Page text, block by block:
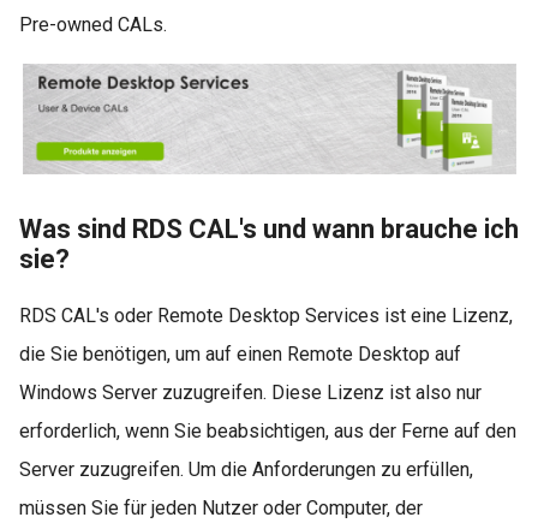
Pre-owned CALs.
Was sind RDS CAL's und wann brauche ich
sie?
RDS CAL's oder Remote Desktop Services ist eine Lizenz,
die Sie benötigen, um auf einen Remote Desktop auf
Windows Server zuzugreifen. Diese Lizenz ist also nur
erforderlich, wenn Sie beabsichtigen, aus der Ferne auf den
Server zuzugreifen. Um die Anforderungen zu erfüllen,
müssen Sie für jeden Nutzer oder Computer, der